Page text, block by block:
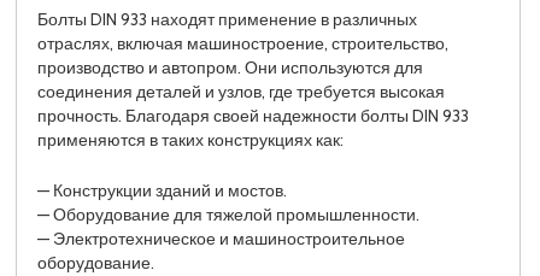
Болты DIN 933 находят применение в различных
отраслях, включая машиностроение, строительство,
производство и автопром. Они используются для
соединения деталей и узлов, где требуется высокая
прочность. Благодаря своей надежности болты DIN 933
применяются в таких конструкциях как:
— Конструкции зданий и мостов.
— Оборудование для тяжелой промышленности.
— Электротехническое и машиностроительное
оборудование.